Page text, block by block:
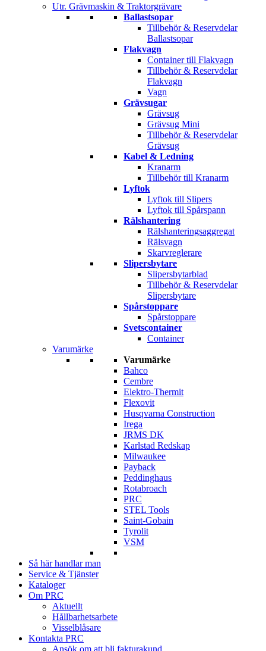
Utr. Grävmaskin & Traktorgrävare
Ballastsopar
Tillbehör & Reservdelar
Ballastsopar
Flakvagn
Container till Flakvagn
Tillbehör & Reservdelar
Flakvagn
Vagn
Grävsugar
Grävsug
Grävsug Mini
Tillbehör & Reservdelar
Grävsug
Kabel & Ledning
Kranarm
Tillbehör till Kranarm
Lyftok
Lyftok till Slipers
Lyftok till Spårspann
Rälshantering
Rälshanteringsaggregat
Rälsvagn
Skarvreglerare
Slipersbytare
Slipersbytarblad
Tillbehör & Reservdelar
Slipersbytare
Spårstoppare
Spårstoppare
Svetscontainer
Container
Varumärke
Varumärke
Bahco
Cembre
Elektro-Thermit
Flexovit
Husqvarna Construction
Irega
JRMS DK
Karlstad Redskap
Milwaukee
Payback
Peddinghaus
Rotabroach
PRC
STEL Tools
Saint-Gobain
Tyrolit
VSM
Så här handlar man
Service & Tjänster
Kataloger
Om PRC
Aktuellt
Hållbarhetsarbete
Visselblåsare
Kontakta PRC
Ansök om att bli fakturakund